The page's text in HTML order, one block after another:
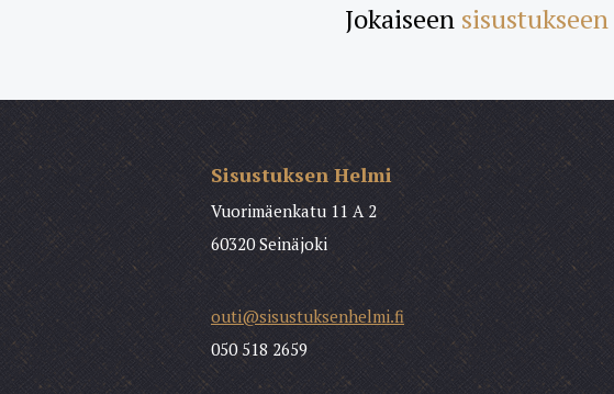
Jokaiseen sisustukseen
Sisustuksen Helmi
Vuorimäenkatu 11 A 2
60320 Seinäjoki
outi@sisustuksenhelmi.fi
050 518 2659